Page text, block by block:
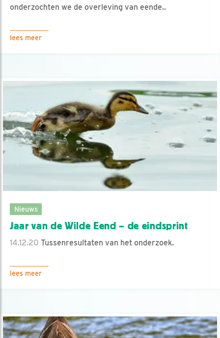
onderzochten we de overleving van eende..
lees meer
Nieuws
Jaar van de Wilde Eend – de eindsprint
14.12.20 Tussenresultaten van het onderzoek.
lees meer